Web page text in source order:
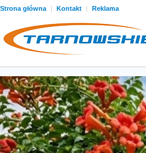
Strona główna | Kontakt | Reklama